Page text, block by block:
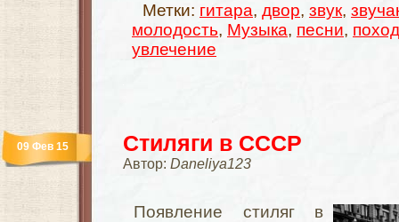
Метки: гитара, двор, звук,
молодость, Музыка, песни, поход
увлечение
Стиляги в СССР
Автор: Daneliya123
09 Фев 15
Появление стиляг в